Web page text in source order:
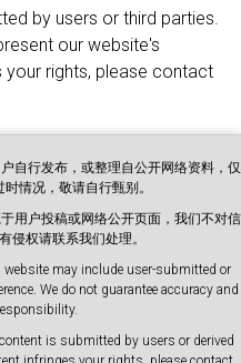
by users or third parties.
our website's
rights, please contact
自行发布，或整理自公开网络资料，仅
情况，敬请自行甄别。
用户投稿或网络公开页面，我们不对信
侵权请联系我们处理。
website may include user-submitted or
We do not guarantee accuracy and
is submitted by users or derived